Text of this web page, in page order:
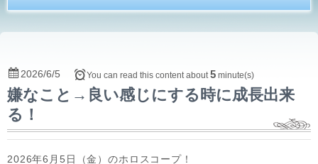
嫌なこと→良い感じにする時に成長出来
る！
2026/6/5 You can read this content about5 minute(s)
2026年6月5日（金）のホロスコープ！